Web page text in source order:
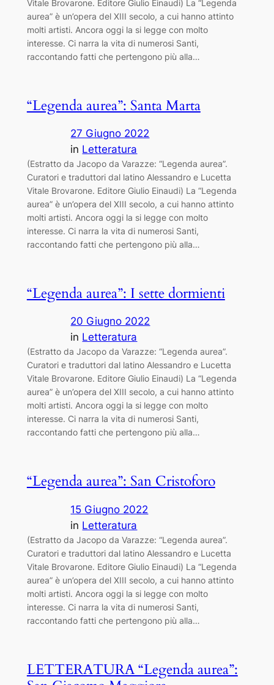
Vitale Brovarone. Editore Giulio Einaudi) La “Legenda
aurea” è un’opera del XIII secolo, a cui hanno attinto
molti artisti. Ancora oggi la si legge con molto
interesse. Ci narra la vita di numerosi Santi,
raccontando fatti che pertengono più alla…
“Legenda aurea”: Santa Marta
27 Giugno 2022
in Letteratura
(Estratto da Jacopo da Varazze: “Legenda aurea”.
Curatori e traduttori dal latino Alessandro e Lucetta
Vitale Brovarone. Editore Giulio Einaudi) La “Legenda
aurea” è un’opera del XIII secolo, a cui hanno attinto
molti artisti. Ancora oggi la si legge con molto
interesse. Ci narra la vita di numerosi Santi,
raccontando fatti che pertengono più alla…
“Legenda aurea”: I sette dormienti
20 Giugno 2022
in Letteratura
(Estratto da Jacopo da Varazze: “Legenda aurea”.
Curatori e traduttori dal latino Alessandro e Lucetta
Vitale Brovarone. Editore Giulio Einaudi) La “Legenda
aurea” è un’opera del XIII secolo, a cui hanno attinto
molti artisti. Ancora oggi la si legge con molto
interesse. Ci narra la vita di numerosi Santi,
raccontando fatti che pertengono più alla…
“Legenda aurea”: San Cristoforo
15 Giugno 2022
in Letteratura
(Estratto da Jacopo da Varazze: “Legenda aurea”.
Curatori e traduttori dal latino Alessandro e Lucetta
Vitale Brovarone. Editore Giulio Einaudi) La “Legenda
aurea” è un’opera del XIII secolo, a cui hanno attinto
molti artisti. Ancora oggi la si legge con molto
interesse. Ci narra la vita di numerosi Santi,
raccontando fatti che pertengono più alla…
LETTERATURA “Legenda aurea”: